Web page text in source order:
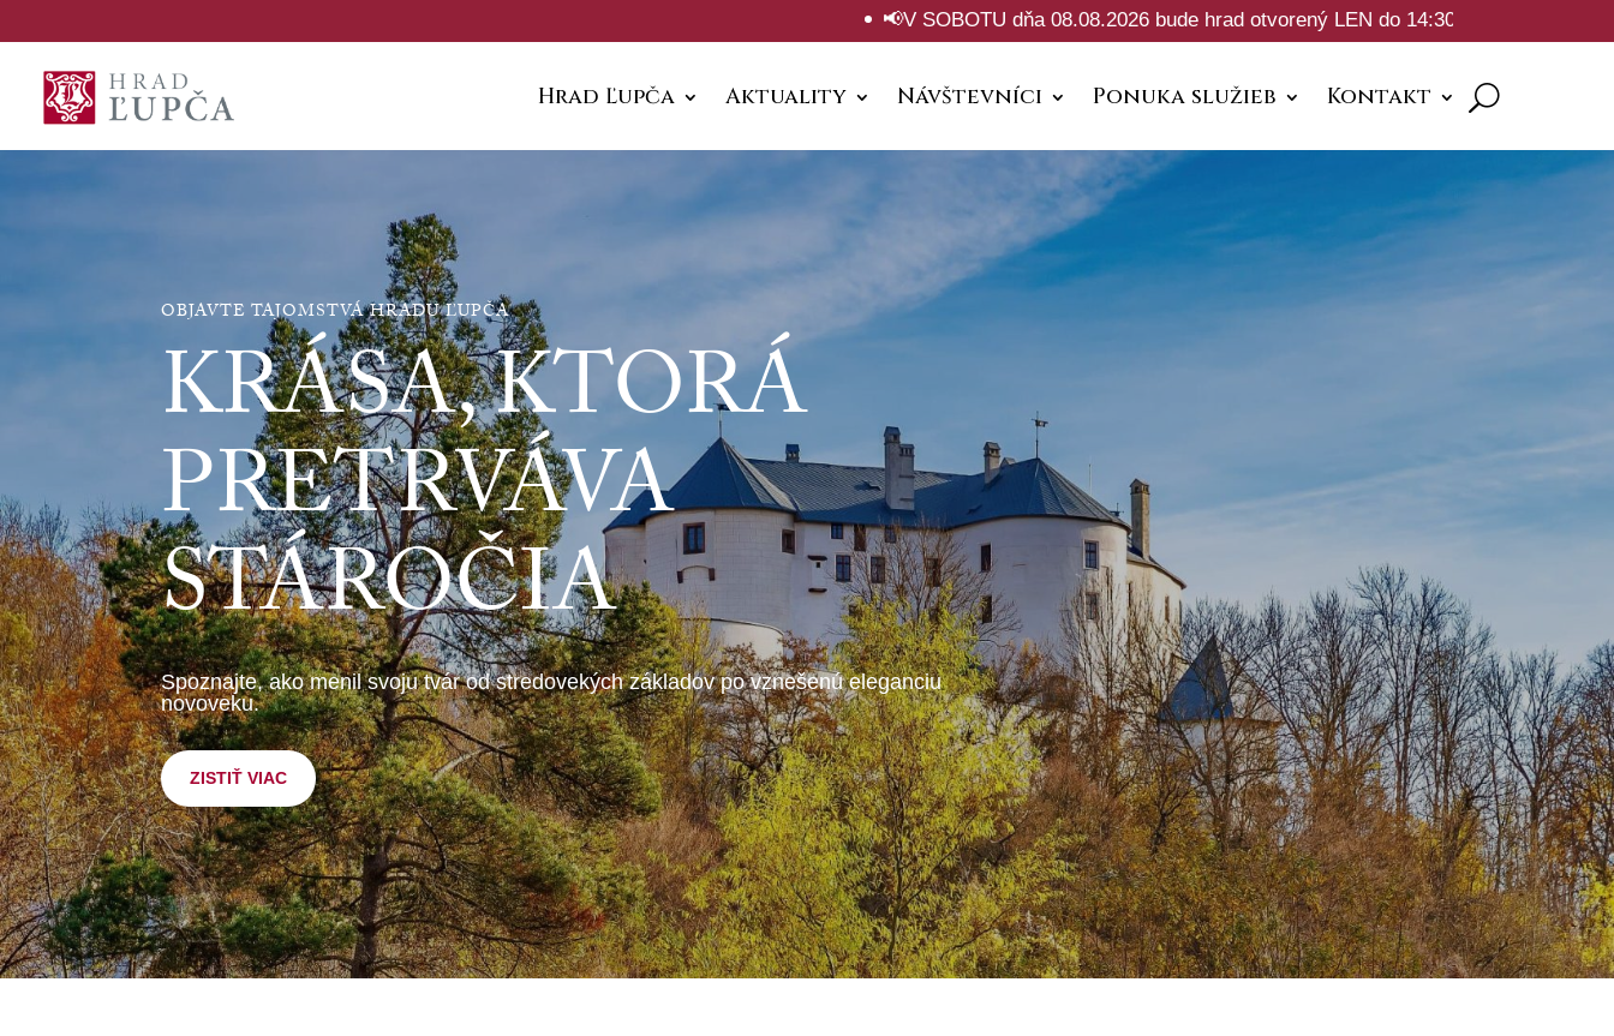
📢V SOBOTU dňa 08.08.2026 bude hrad otvorený LEN do 14:30hod z dôvodu konania
Hrad Ľupča Aktuality Návštevníci Ponuka služieb Kontakt
OBJAVTE TAJOMSTVÁ HRADU ĽUPČA
KRÁSA, KTORÁ
PRETRVÁVA
STÁROČIA
Spoznajte, ako menil svoju tvár od stredovekých základov po vznešenú eleganciu
novoveku.
ZISTIŤ VIAC